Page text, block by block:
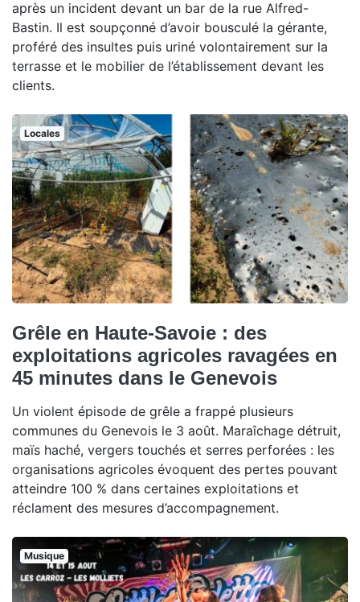
après un incident devant un bar de la rue Alfred-
Bastin. Il est soupçonné d’avoir bousculé la gérante,
proféré des insultes puis uriné volontairement sur la
terrasse et le mobilier de l’établissement devant les
clients.
Locales
Grêle en Haute-Savoie : des
exploitations agricoles ravagées en
45 minutes dans le Genevois
Un violent épisode de grêle a frappé plusieurs
communes du Genevois le 3 août. Maraîchage détruit,
maïs haché, vergers touchés et serres perforées : les
organisations agricoles évoquent des pertes pouvant
atteindre 100 % dans certaines exploitations et
réclament des mesures d’accompagnement.
Musique